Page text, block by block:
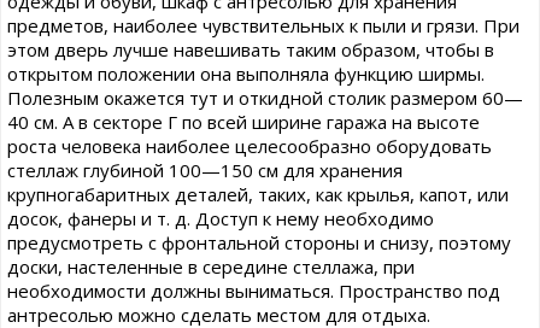
предметов, наиболее чувствительных к пыли и грязи. При
этом дверь лучше навешивать таким образом, чтобы в
открытом положении она выполняла функцию ширмы.
Полезным окажется тут и откидной столик размером 60—
40 см. А в секторе Г по всей ширине гаража на высоте
роста человека наиболее целесообразно оборудовать
стеллаж глубиной 100—150 см для хранения
крупногабаритных деталей, таких, как крылья, капот, или
досок, фанеры и т. д. Доступ к нему необходимо
предусмотреть с фронтальной стороны и снизу, поэтому
доски, настеленные в середине стеллажа, при
необходимости должны выниматься. Пространство под
антресолью можно сделать местом для отдыха.